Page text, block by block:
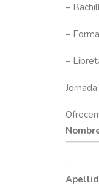
–
–
–